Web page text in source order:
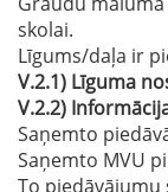
skolai.
Līgums/daļa ir
V.2.1) Līguma
V.2.2)
Saņemto
Saņemto MVU
To